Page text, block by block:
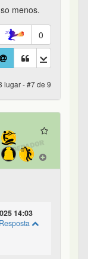
menos.
0
lugar - #7 de 9
14:03
Resposta